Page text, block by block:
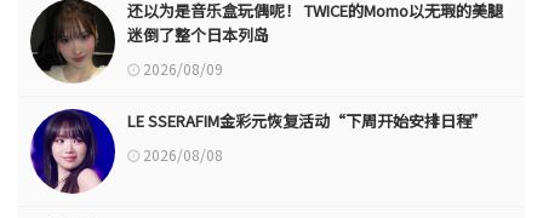
还以为是音乐盒玩偶呢！ TWICE的Momo以无瑕的美腿
迷倒了整个日本列岛
2026/08/09
LE SSERAFIM金彩元恢复活动“下周开始安排日程”
2026/08/08